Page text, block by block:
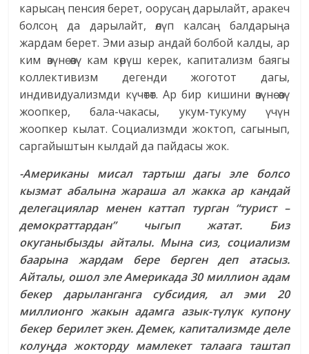
карысаң пенсия берет, оорусаң дарылайт, аракеч
болсоң да дарылайт, өлүп калсаң балдарыңа
жардам берет. Эми азыр андай болбой калды, ар
ким өзүнө өзү кам көрүш керек, капитализм баягы
коллективизм дегенди жоготот дагы,
индивидуализмди күчөтөт. Ар бир кишини өзүнө өзү
жоопкер, бала-чакасы, укум-тукуму үчүн
жоопкер кылат. Социализмди жоктоп, сагынып,
саргайыштын кылдай да пайдасы жок.
-Американы мисал тартыш дагы эле болсо
кызмат абалына жараша ал жакка ар кандай
делегациялар менен каттап турган “турист –
демократтардан” чыгып жатат. Биз
окуганыбызды айталы. Мына сиз, социализм
баарына жардам бере берген деп атасыз.
Айталы, ошол эле Америкада 30 миллион адам
бекер дарыланганга субсидия, ал эми 20
миллионго жакын адамга азык-түлүк купону
бекер берилет экен. Демек, капитализмде деле
колуңда жокторду мамлекет талаага таштап